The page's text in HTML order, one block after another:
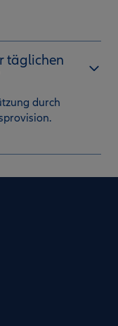
täglichen
durch